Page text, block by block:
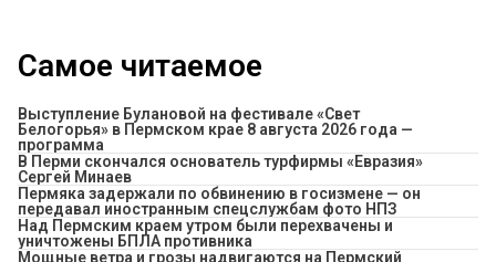
Самое читаемое
Выступление Булановой на фестивале «Свет
Белогорья» в Пермском крае 8 августа 2026 года —
программа
В Перми скончался основатель турфирмы «Евразия»
Сергей Минаев
Пермяка задержали по обвинению в госизмене — он
передавал иностранным спецслужбам фото НПЗ
Над Пермским краем утром были перехвачены и
уничтожены БПЛА противника
Мощные ветра и грозы надвигаются на Пермский